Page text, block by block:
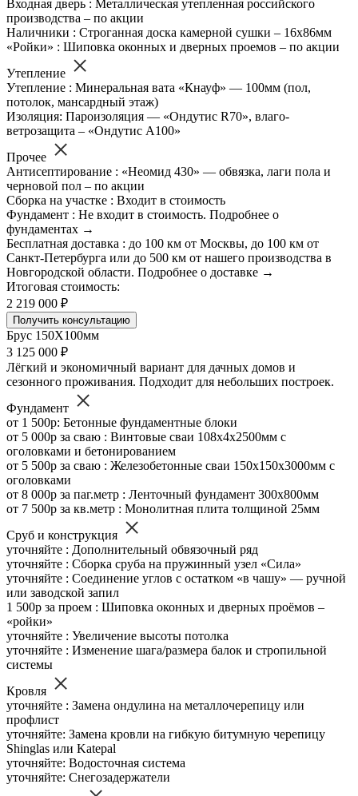
Входная дверь : Металлическая утепленная российского
производства – по акции
Наличники : Строганная доска камерной сушки – 16х86мм
«Ройки» : Шиповка оконных и дверных проемов – по акции
Утепление
Утепление : Минеральная вата «Кнауф» — 100мм (пол,
потолок, мансардный этаж)
Изоляция: Пароизоляция — «Ондутис R70», влаго-
ветрозащита – «Ондутис А100»
Прочее
Антисептирование : «Неомид 430» — обвязка, лаги пола и
черновой пол – по акции
Сборка на участке : Входит в стоимость
Фундамент : Не входит в стоимость. Подробнее о
фундаментах →
Бесплатная доставка : до 100 км от Москвы, до 100 км от
Санкт-Петербурга или до 500 км от нашего производства в
Новгородской области. Подробнее о доставке →
Итоговая стоимость:
2 219 000 ₽
Получить консультацию
Брус 150Х100мм
3 125 000 ₽
Лёгкий и экономичный вариант для дачных домов и
сезонного проживания. Подходит для небольших построек.
Фундамент
от 1 500р: Бетонные фундаментные блоки
от 5 000р за сваю : Винтовые сваи 108х4х2500мм с
оголовками и бетонированием
от 5 500р за сваю : Железобетонные сваи 150х150х3000мм с
оголовками
от 8 000р за паг.метр : Ленточный фундамент 300х800мм
от 7 500р за кв.метр : Монолитная плита толщиной 25мм
Сруб и конструкция
уточняйте : Дополнительный обвязочный ряд
уточняйте : Сборка сруба на пружинный узел «Сила»
уточняйте : Соединение углов с остатком «в чашу» — ручной
или заводской запил
1 500р за проем : Шиповка оконных и дверных проёмов –
«ройки»
уточняйте : Увеличение высоты потолка
уточняйте : Изменение шага/размера балок и стропильной
системы
Кровля
уточняйте : Замена ондулина на металлочерепицу или
профлист
уточняйте: Замена кровли на гибкую битумную черепицу
Shinglas или Katepal
уточняйте: Водосточная система
уточняйте: Снегозадержатели